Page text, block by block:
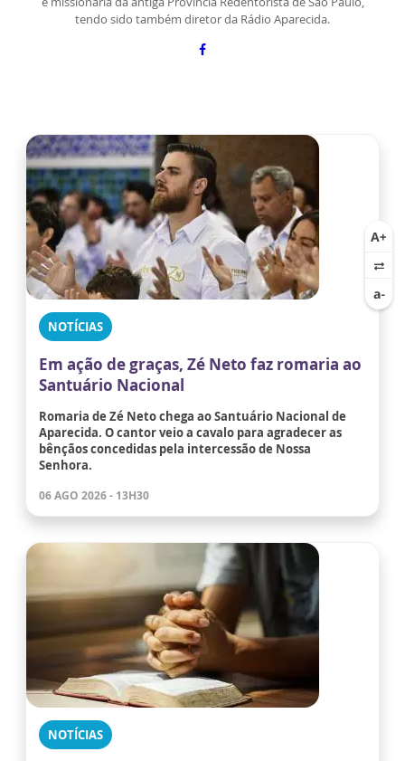
tendo sido também diretor da Rádio Aparecida.
NOTÍCIAS
Em ação de graças, Zé Neto faz romaria ao
Santuário Nacional
Romaria de Zé Neto chega ao Santuário Nacional de
Aparecida. O cantor veio a cavalo para agradecer as
bênçãos concedidas pela intercessão de Nossa
Senhora.
06 AGO 2026 - 13H30
NOTÍCIAS